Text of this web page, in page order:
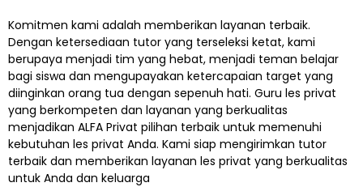
Komitmen kami adalah memberikan layanan terbaik.
Dengan ketersediaan tutor yang terseleksi ketat, kami
berupaya menjadi tim yang hebat, menjadi teman belajar
bagi siswa dan mengupayakan ketercapaian target yang
diinginkan orang tua dengan sepenuh hati. Guru les privat
yang berkompeten dan layanan yang berkualitas
menjadikan ALFA Privat pilihan terbaik untuk memenuhi
kebutuhan les privat Anda. Kami siap mengirimkan tutor
terbaik dan memberikan layanan les privat yang berkualitas
untuk Anda dan keluarga